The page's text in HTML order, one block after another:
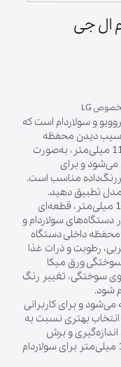
ال جی
و سولاردام است که
دیدن محفظه
داخلی دستگاه می‌شود. این مدل با سایز 64×119 میلی‌متر، به‌صورت
و برای
مناسب است.
مدل تطبیق دهید.
ورق میکا نسوز سولاردام ال جی با ابعاد 64×119 میلی‌متر، قطعه‌ای
سولاردام و
داخلی دستگاه
رطوبت و ذرات غذا
ورق میکا
سوختگی، تغییر رنگ
شود.
و برای کاربرانی
بهتری نسبت به
و برش
دستی ندارید و قطعه با ابعاد مشخص 64×119 میلی‌متر برای سولاردام